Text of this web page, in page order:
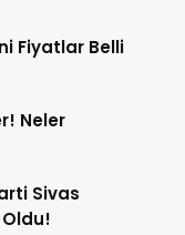
Fiyatlar Belli
Neler
Sivas
Oldu!